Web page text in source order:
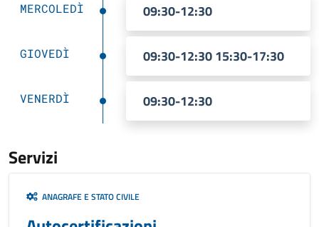
MERCOLEDÌ 09:30-12:30
GIOVEDÌ 09:30-12:30 15:30-17:30
VENERDÌ 09:30-12:30
Servizi
ANAGRAFE E STATO CIVILE